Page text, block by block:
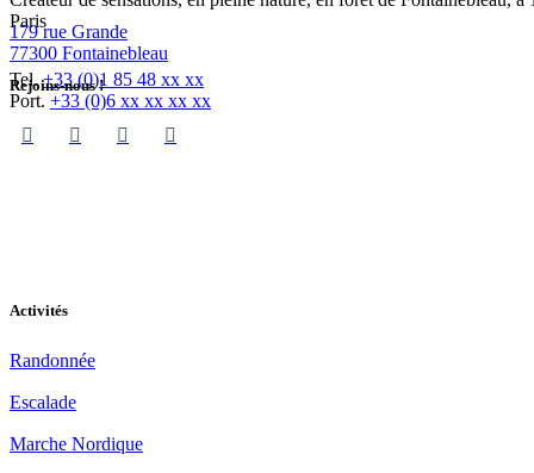
Paris
179 rue Grande
77300 Fontainebleau
Tel.+33 (0)1 85 48 xx xx
Port. +33 (0)6 xx xx xx xx
Rejoins-nous !
Activités
Randonnée
Escalade
Marche Nordique